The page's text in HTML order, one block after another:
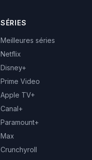
SÉRIES
Meilleures séries
Netflix
Disney+
Prime Video
Apple TV+
Canal+
Paramount+
Max
Crunchyroll